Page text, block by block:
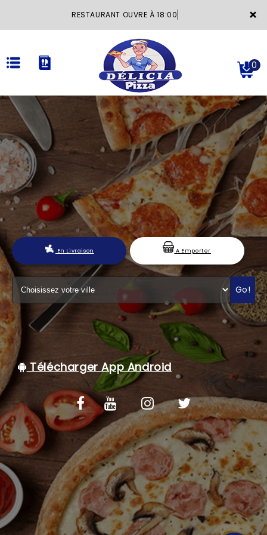
×
RESTAURANT OUVRE À 18:00
ACCUEIL
LA CARTE
VOTRE COMPTE
NOTRE RESTAURANT
VOS AVIS
MENTIONS LÉGALES
C.G.V
0
En Livraison A Emporter
Go!
Télécharger App Android